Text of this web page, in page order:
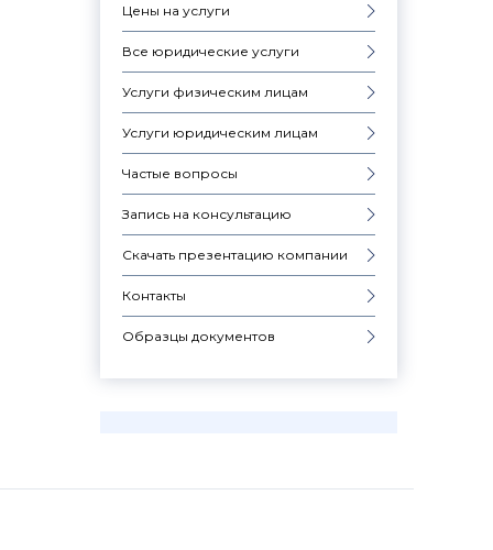
Цены на услуги
Все юридические услуги
Услуги физическим лицам
Услуги юридическим лицам
Частые вопросы
Запись на консультацию
Скачать презентацию компании
Контакты
Образцы документов